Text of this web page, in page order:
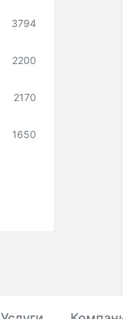
3794
2200
2170
1650